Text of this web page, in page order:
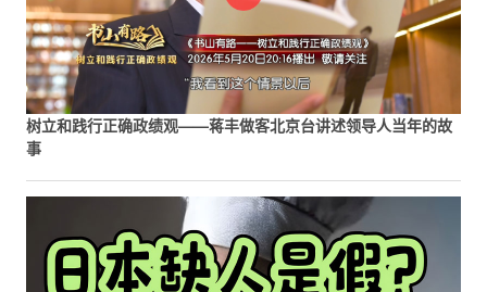
树立和践行正确政绩观——蒋丰做客北京台讲述领导人当年的故
事